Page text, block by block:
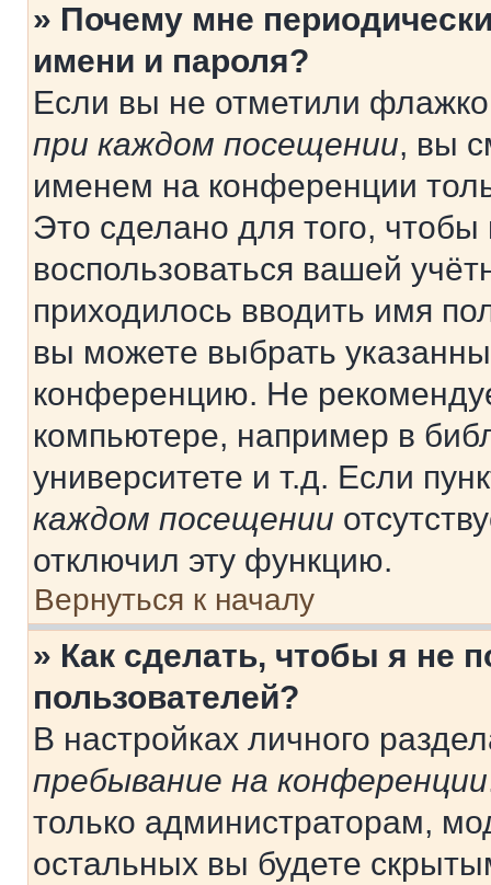
» Почему мне
имени и пароля?
Если вы не отметили
при каждом посещении, вы
именем на конференции
Это сделано для того, чтобы
воспользоваться вашей
приходилось вводить имя
вы можете выбрать
конференцию. Не
компьютере, например в
университете и т.д. Если
каждом посещении
отключил эту функцию.
Вернуться к началу
» Как сделать, чтобы я не
пользователей?
В настройках личного
пребывание на конференции
только администраторам,
остальных вы будете